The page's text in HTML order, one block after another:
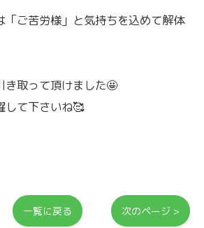
「ご苦労様」と気持ちを込めて解体
き取って頂けました🤩
して下さいね🥰
一覧に戻る 次のページ >